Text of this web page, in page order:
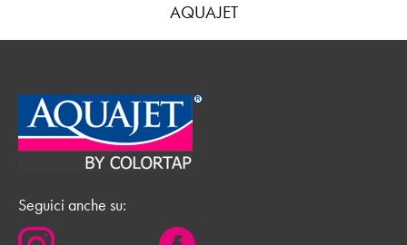
AQUAJET
Seguici anche su: